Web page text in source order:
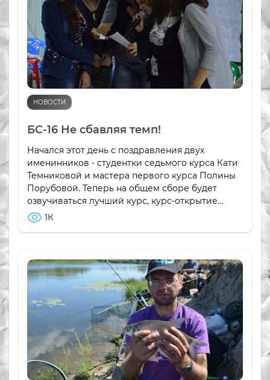
НОВОСТИ
БС-16 Не сбавляя темп!
Начался этот день с поздравления двух
именинников - студентки седьмого курса Кати
Темниковой и мастера первого курса Полины
Порубовой. Теперь на общем сборе будет
озвучиваться лучший курс, курс-открытие...
1К